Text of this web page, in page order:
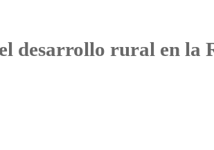
desarrollo rural en la